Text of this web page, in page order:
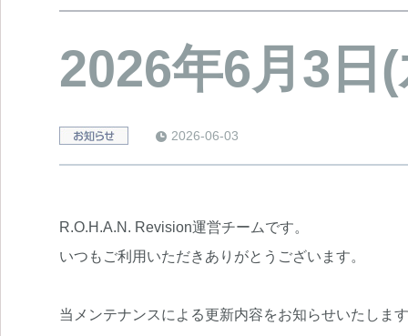
2026年6月3日
2026-06-03
R.O.H.A.N. Revision運営チームです。
いつもご利用いただきありがとうございます。
当メンテナンスによる更新内容をお知らせいたしま